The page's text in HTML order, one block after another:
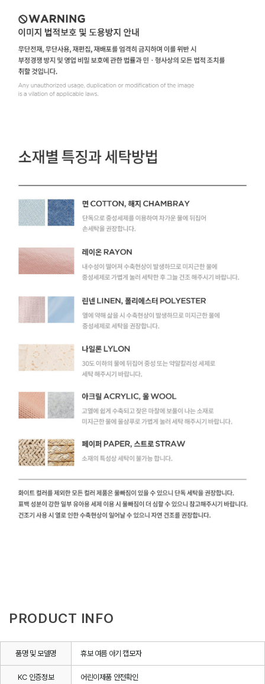
PRODUCT INFO
품명 및 모델명 휴보 여름 아기 캡모자
KC 인증정보 어린이제품 안전확인